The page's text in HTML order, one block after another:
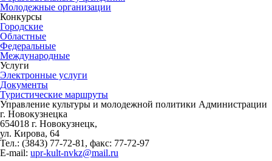
Молодежные организации
Конкурсы
Городские
Областные
Федеральные
Международные
Услуги
Электронные услуги
Документы
Туристические маршруты
Управление культуры и молодежной политики Администрации
г. Новокузнецка
654018 г. Новокузнецк,
ул. Кирова, 64
Тел.: (3843) 77-72-81 , факс: 77-72-97
E-mail: upr-kult-nvkz@mail.ru